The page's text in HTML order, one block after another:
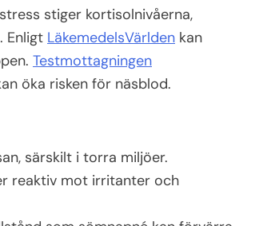
stiger kortisolnivåerna,
Enligt LäkemedelsVärlden kan
Testmottagningen
öka risken för näsblod.
särskilt i torra miljöer.
reaktiv mot irritanter och